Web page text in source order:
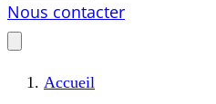
Nous contacter
Accueil